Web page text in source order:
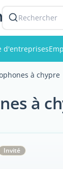
Rechercher
d'entreprises
à chypre
à
Invité